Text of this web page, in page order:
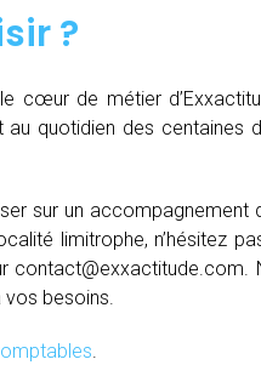
?
cœur de métier
quotidien des centaines
sur un
limitrophe, n’hésitez
contact@exxactitude.com.
vos besoins.
.